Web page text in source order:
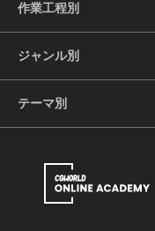
作業工程別
ジャンル別
テーマ別